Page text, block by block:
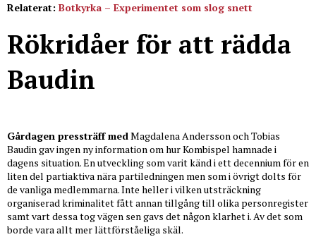
Relaterat: Botkyrka – Experimentet som slog snett
Rökridåer för att rädda
Baudin
Gårdagen pressträff med Magdalena Andersson och Tobias
Baudin gav ingen ny information om hur Kombispel hamnade i
dagens situation. En utveckling som varit känd i ett decennium för en
liten del partiaktiva nära partiledningen men som i övrigt dolts för
de vanliga medlemmarna. Inte heller i vilken utsträckning
organiserad kriminalitet fått annan tillgång till olika personregister
samt vart dessa tog vägen sen gavs det någon klarhet i. Av det som
borde vara allt mer lättförståeliga skäl.